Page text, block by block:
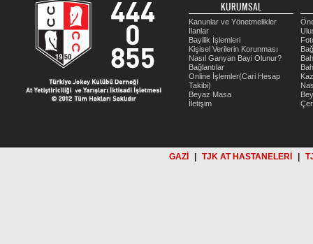
KURUMSAL
Kanunlar ve Yönetmelikler
İlanlar
Bayilik İşlemleri
Kişisel Verilerin Korunması
Nasıl Ganyan Bayi Olunur?
Bağlantılar
Online İşlemler(Cari Hesap
Takibi)
Beyaz Masa
İletişim
GAZİ TJK AT HASTANELERİ